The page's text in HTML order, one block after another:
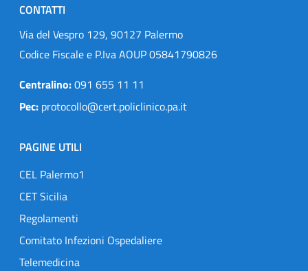
CONTATTI
Via del Vespro 129, 90127 Palermo
Codice Fiscale e P.Iva AOUP 05841790826
Centralino:091 655 11 11
Pec: protocollo@cert.policlinico.pa.it
PAGINE UTILI
CEL Palermo1
CET Sicilia
Regolamenti
Comitato Infezioni Ospedaliere
Telemedicina